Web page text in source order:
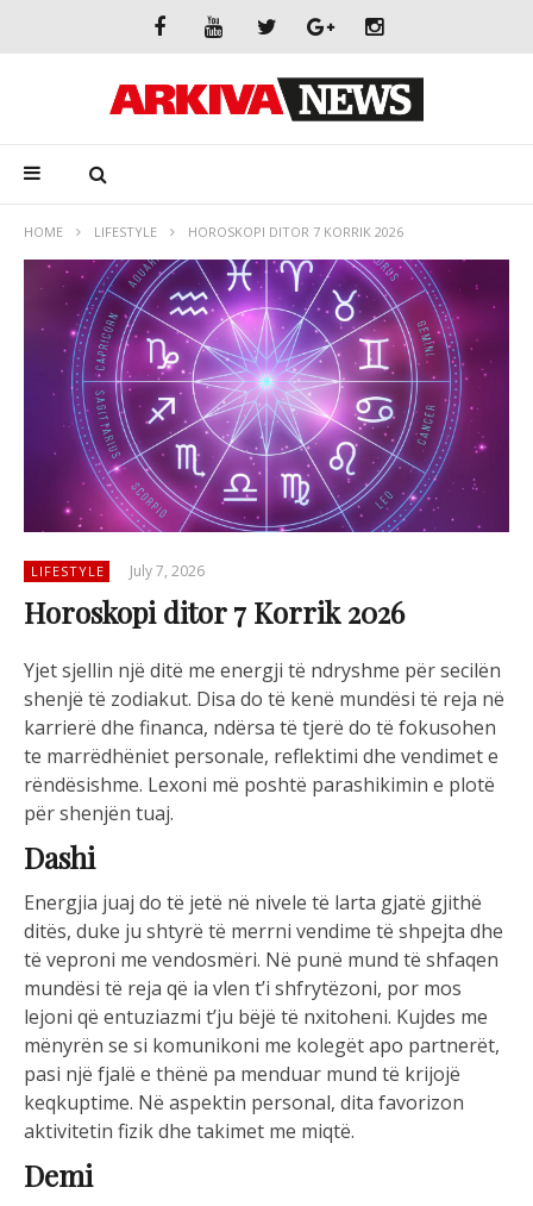
HOME LIFESTYLE HOROSKOPI DITOR 7 KORRIK 2026
LIFESTYLE July 7, 2026
Horoskopi ditor 7 Korrik 2026
Yjet sjellin një ditë me energji të ndryshme për secilën
shenjë të zodiakut. Disa do të kenë mundësi të reja në
karrierë dhe financa, ndërsa të tjerë do të fokusohen
te marrëdhëniet personale, reflektimi dhe vendimet e
rëndësishme. Lexoni më poshtë parashikimin e plotë
për shenjën tuaj.
Dashi
Energjia juaj do të jetë në nivele të larta gjatë gjithë
ditës, duke ju shtyrë të merrni vendime të shpejta dhe
të veproni me vendosmëri. Në punë mund të shfaqen
mundësi të reja që ia vlen t’i shfrytëzoni, por mos
lejoni që entuziazmi t’ju bëjë të nxitoheni. Kujdes me
mënyrën se si komunikoni me kolegët apo partnerët,
pasi një fjalë e thënë pa menduar mund të krijojë
keqkuptime. Në aspektin personal, dita favorizon
aktivitetin fizik dhe takimet me miqtë.
Demi